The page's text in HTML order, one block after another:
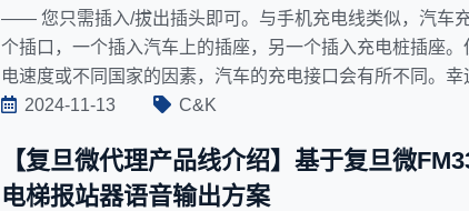
—— 您只需插入/拔出插头即可。与手机充电线类似，汽车
个插口，一个插入汽车上的插座，另一个插入充电桩插座。
电速度或不同国家的因素，汽车的充电接口会有所不同。幸
准规范了充电接口，并且即使未来会发生变化，也许会向着
2024-11-13 C&K
【复旦微代理产品线介绍】基于复旦微
电梯报站器语音输出方案